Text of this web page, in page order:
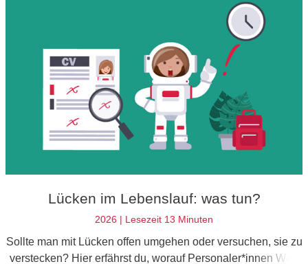
Lücken im Lebenslauf: was tun?
2026 | Lesezeit 13 Minuten
Sollte man mit Lücken offen umgehen oder versuchen, sie zu
verstecken? Hier erfährst du, worauf Personaler*innen Wert